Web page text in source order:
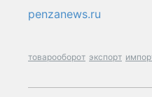
penzanews.ru
товарооборот экспорт